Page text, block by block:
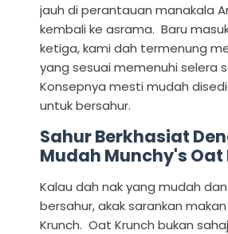
jauh di perantauan manakala
kembali ke asrama. Baru
ketiga, kami dah termenung
yang sesuai memenuhi selera
Konsepnya mesti mudah
untuk bersahur.
Sahur Berkhasiat
Mudah Munchy's Oat
Kalau dah nak yang mudah
bersahur, akak sarankan
Krunch. Oat Krunch bukan